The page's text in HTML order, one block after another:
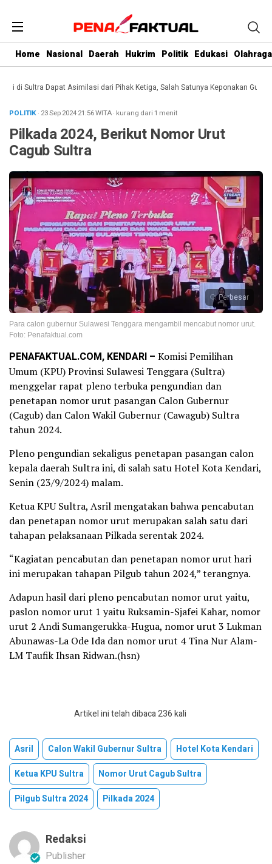
Home Nasional Daerah Hukrim Politik Edukasi Olahraga
Sultra Dapat Asimilasi dari Pihak Ketiga, Salah Satunya Keponakan Gubernur
POLITIK· 23 Sep 202421:56WITA· kurang dari 1 menit
Pilkada 2024, Berikut Nomor Urut
Cagub Sultra
Perbesar
Para calon gubernur Sulawesi Tenggara mengambil mencabut nomor urut.
Foto: Penafaktual.com
PENAFAKTUAL.COM, KENDARI – Komisi Pemilihan
Umum (KPU) Provinsi Sulawesi Tenggara (Sultra)
menggelar rapat pleno terbuka pengundian dan
penetapan nomor urut pasangan Calon Gubernur
(Cagub) dan Calon Wakil Gubernur (Cawagub) Sultra
tahun 2024.
Pleno pengundian sekaligus penetapan pasangan calon
kepala daerah Sultra ini, di salah satu Hotel Kota Kendari,
Senin (23/9/2024) malam.
Ketua KPU Sultra, Asril mengatakan bahwa pencabutan
dan penetapan nomor urut merupakan salah satu dari
tahapan pelaksanaan Pilkada serentak 2024.
“Kagiatan pencabutan dan penetapan nomor urut hari
ini merupakan tahapan Pilgub tahun 2024,” terangnya.
Adapun hasil dari pleno pencabutan nomor urut yaitu,
paslon nomor urut 1 yaitu Ruksamin-Sjafei Kahar, nomor
urut 2 Andi Sumangerukka-Hugua, nomor urut 3 Lukman
Abunawas-La Ode Ida dan nomor urut 4 Tina Nur Alam-
LM Taufik Ihsan Ridwan.(hsn)
Artikel ini telah dibaca 236 kali
Asril Calon Wakil Gubernur Sultra
Hotel Kota Kendari
Ketua KPU Sultra
Nomor Urut Cagub Sultra
Pilgub Sultra 2024
Pilkada 2024
Redaksi
Publisher